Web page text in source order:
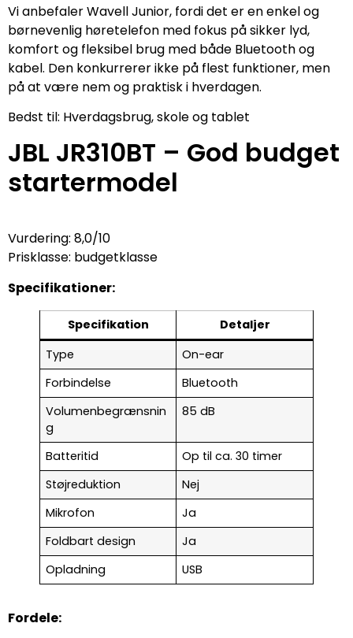
Vi anbefaler Wavell Junior, fordi det er en enkel og
børnevenlig høretelefon med fokus på sikker lyd,
komfort og fleksibel brug med både Bluetooth og
kabel. Den konkurrerer ikke på flest funktioner, men
på at være nem og praktisk i hverdagen.
Bedst til: Hverdagsbrug, skole og tablet
JBL JR310BT – God budget
startermodel
Vurdering: 8,0/10
Prisklasse: budgetklasse
Specifikationer:
Specifikation
Detaljer
Type
On-ear
Forbindelse
Bluetooth
Volumenbegrænsnin
g
85 dB
Batteritid
Op til ca. 30 timer
Støjreduktion
Nej
Mikrofon
Ja
Foldbart design
Ja
Opladning
USB
Fordele: